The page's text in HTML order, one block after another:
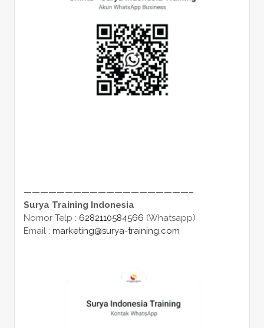
————————————————————–
Surya Training Indonesia
Nomor Telp : 6282110584566 (Whatsapp)
Email : marketing@surya-training.com